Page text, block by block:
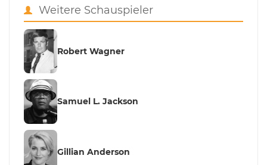
Weitere Schauspieler
Robert Wagner
Samuel L. Jackson
Gillian Anderson